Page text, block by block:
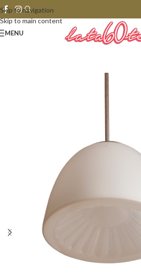
Skip to navigation
Skip to main content
MENU